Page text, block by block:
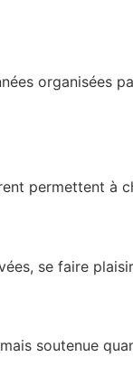
organisées
permettent à
se faire
soutenue